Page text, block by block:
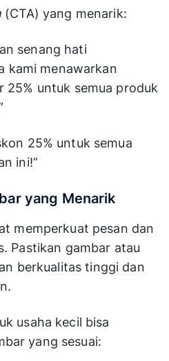
(CTA) yang menarik:
senang hati
kami menawarkan
25% untuk semua produk
25% untuk semua
ini!”
yang Menarik
memperkuat pesan dan
Pastikan gambar atau
berkualitas tinggi dan
usaha kecil bisa
yang sesuai: